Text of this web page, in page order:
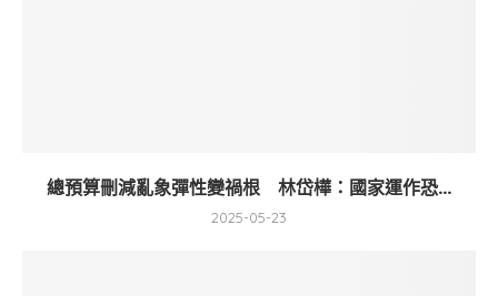
總預算刪減亂象彈性變禍根 林岱樺：國家運作恐...
2025-05-23